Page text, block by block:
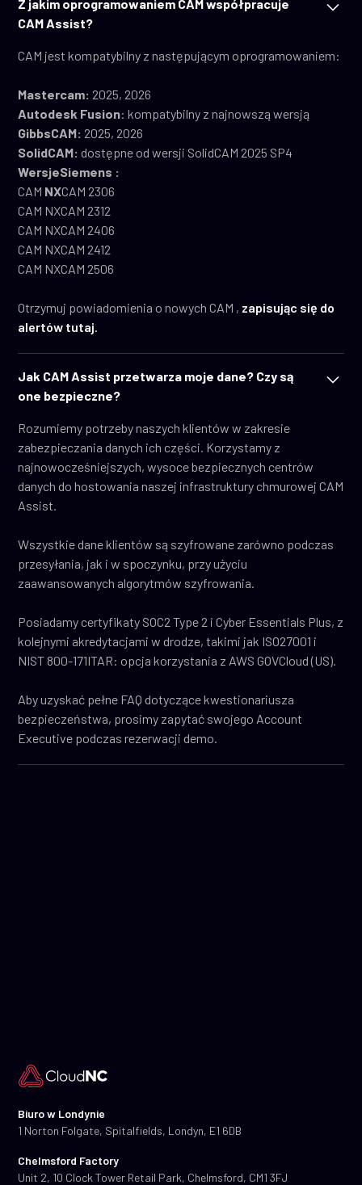
Z jakim oprogramowaniem CAM współpracuje
CAM Assist?
CAM jest kompatybilny z następującym oprogramowaniem:
Mastercam: 2025, 2026
‍Autodesk Fusion: kompatybilny z najnowszą wersją
GibbsCAM: 2025, 2026
SolidCAM:dostępne od wersji SolidCAM 2025 SP4
‍WersjeSiemens :
CAM NXCAM 2306
CAM NXCAM 2312
CAM NXCAM 2406
CAM NXCAM 2412
CAM NXCAM 2506
Otrzymuj powiadomienia o nowych CAM , zapisując się do
alertów tutaj.
Jak CAM Assist przetwarza moje dane? Czy są
one bezpieczne?
Rozumiemy potrzeby naszych klientów w zakresie
zabezpieczania danych ich części. Korzystamy z
najnowocześniejszych, wysoce bezpiecznych centrów
danych do hostowania naszej infrastruktury chmurowej CAM
Assist.
Wszystkie dane klientów są szyfrowane zarówno podczas
przesyłania, jak i w spoczynku, przy użyciu
zaawansowanych algorytmów szyfrowania.
Posiadamy certyfikaty SOC2 Type 2 i Cyber Essentials Plus, z
kolejnymi akredytacjami w drodze, takimi jak ISO27001 i
NIST 800-171ITAR: opcja korzystania z AWS GOVCloud (US).
Aby uzyskać pełne FAQ dotyczące kwestionariusza
bezpieczeństwa, prosimy zapytać swojego Account
Executive podczas rezerwacji demo.
Biuro w Londynie
1 Norton Folgate, Spitalfields, Londyn, E1 6DB
Chelmsford Factory
Unit 2, 10 Clock Tower Retail Park, Chelmsford, CM1 3FJ